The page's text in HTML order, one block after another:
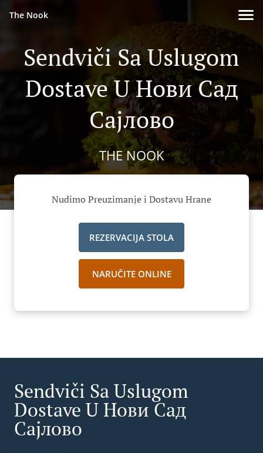
The Nook
Sendviči Sa Uslugom
Dostave U Нови Сад
Сајлово
THE NOOK
Nudimo Preuzimanje i Dostavu Hrane
REZERVACIJA STOLA
NARUČITE ONLINE
Sendviči Sa Uslugom
Dostave U Нови Сад
Сајлово